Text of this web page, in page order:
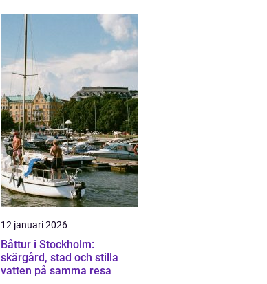
12 januari 2026
Båttur i Stockholm:
skärgård, stad och stilla
vatten på samma resa